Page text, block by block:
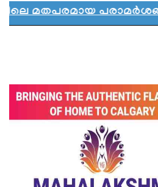
പരാമർശങ്ങൾക്ക്